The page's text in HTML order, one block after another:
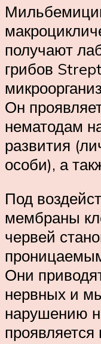
получают
грибов
Он
нематодам
развития
особи), а
Под
мембраны
червей
Они
нервных и
нарушению